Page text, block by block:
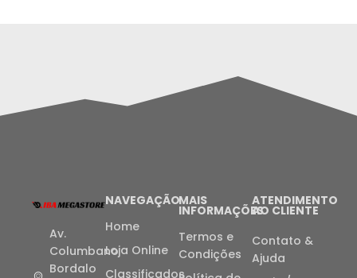
Av.
Columbano
Bordalo
NAVEGAÇÃO
Home
Loja Online
Classificados
MAIS
INFORMAÇÕES
Termos e
Condições
ATENDIMENTO
AO CLIENTE
Contato &
Ajuda